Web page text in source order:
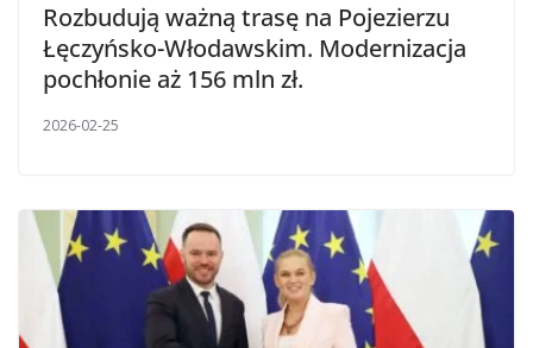
Rozbudują ważną trasę na Pojezierzu
Łęczyńsko-Włodawskim. Modernizacja
pochłonie aż 156 mln zł.
2026-02-25